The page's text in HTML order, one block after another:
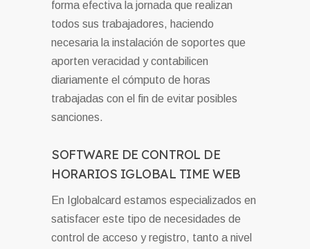
forma efectiva la jornada que realizan
todos sus trabajadores, haciendo
necesaria la instalación de soportes que
aporten veracidad y contabilicen
diariamente el cómputo de horas
trabajadas con el fin de evitar posibles
sanciones.
SOFTWARE DE CONTROL DE
HORARIOS IGLOBAL TIME WEB
En Iglobalcard estamos especializados en
satisfacer este tipo de necesidades de
control de acceso y registro, tanto a nivel